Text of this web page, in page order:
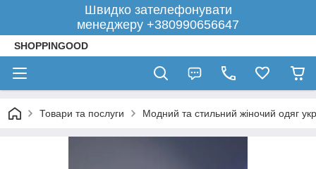
Швидко зателефонувати
менеджеру +380990656647
SHOPPINGOOD
Товари та послуги Модний та стильний жіночий одяг